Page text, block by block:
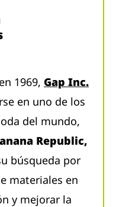
1969, Gap Inc.
en uno de los
del mundo,
Republic,
búsqueda por
materiales en
y mejorar la